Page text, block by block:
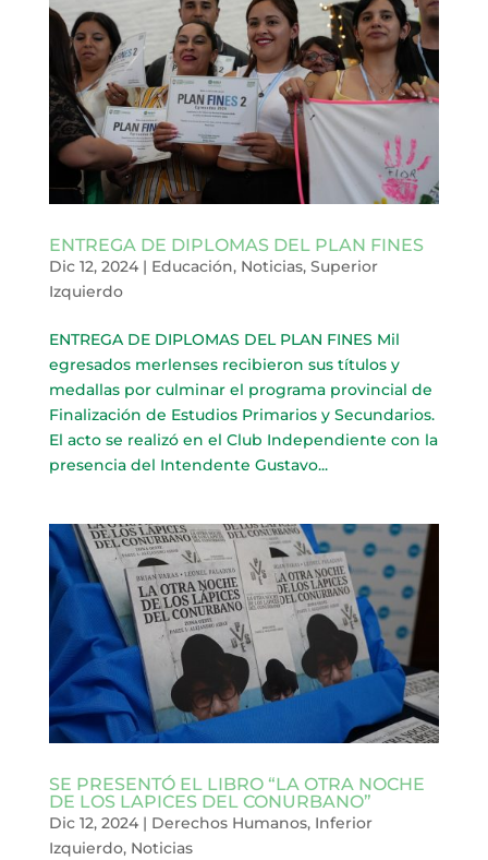
ENTREGA DE DIPLOMAS DEL PLAN FINES
Dic 12, 2024| Educación, Noticias, Superior
Izquierdo
ENTREGA DE DIPLOMAS DEL PLAN FINES Mil
egresados merlenses recibieron sus títulos y
medallas por culminar el programa provincial de
Finalización de Estudios Primarios y Secundarios.
El acto se realizó en el Club Independiente con la
presencia del Intendente Gustavo...
SE PRESENTÓ EL LIBRO “LA OTRA NOCHE
DE LOS LAPICES DEL CONURBANO”
Dic 12, 2024| Derechos Humanos, Inferior
Izquierdo, Noticias